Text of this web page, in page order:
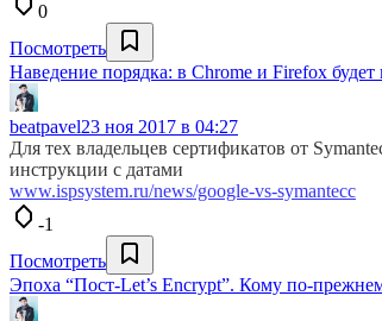
0
Посмотреть
Наведение порядка: в Chrome и Firefox
beatpavel23 ноя 2017 в 04:27
Для тех владельцев сертификатов от
инструкции с датами
www.ispsystem.ru/news/google-vs-symantecc
-1
Посмотреть
Эпоха “Пост-Let’s Encrypt”. Кому по-